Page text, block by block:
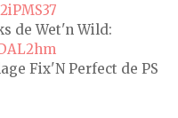
de Wet'n Wild:
Fix'N Perfect de PS